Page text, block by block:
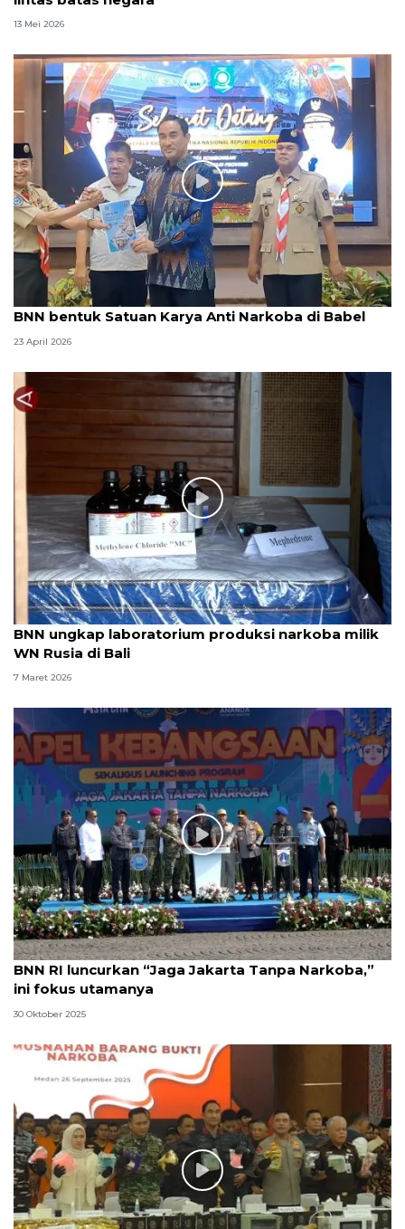
13 Mei 2026
BNN bentuk Satuan Karya Anti Narkoba di Babel
23 April 2026
BNN ungkap laboratorium produksi narkoba milik
WN Rusia di Bali
7 Maret 2026
BNN RI luncurkan “Jaga Jakarta Tanpa Narkoba,”
ini fokus utamanya
30 Oktober 2025